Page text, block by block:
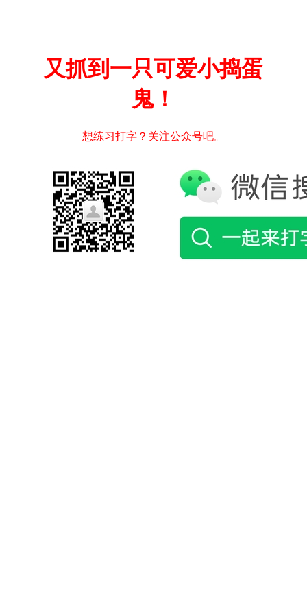
又抓到一只可爱小捣蛋
鬼！
想练习打字？关注公众号吧。